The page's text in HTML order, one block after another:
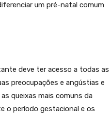
um pré-natal comum
deve ter acesso a todas as
preocupações e angústias e
queixas mais comuns da
o período gestacional e os